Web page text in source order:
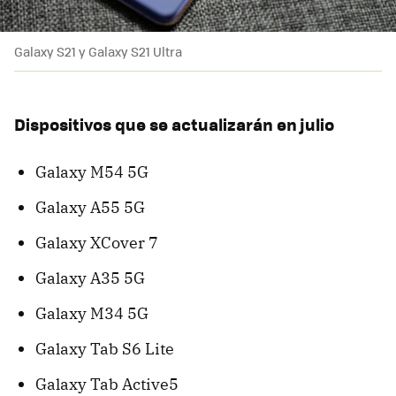
Galaxy S21 y Galaxy S21 Ultra
Dispositivos que se actualizarán en julio
Galaxy M54 5G
Galaxy A55 5G
Galaxy XCover 7
Galaxy A35 5G
Galaxy M34 5G
Galaxy Tab S6 Lite
Galaxy Tab Active5